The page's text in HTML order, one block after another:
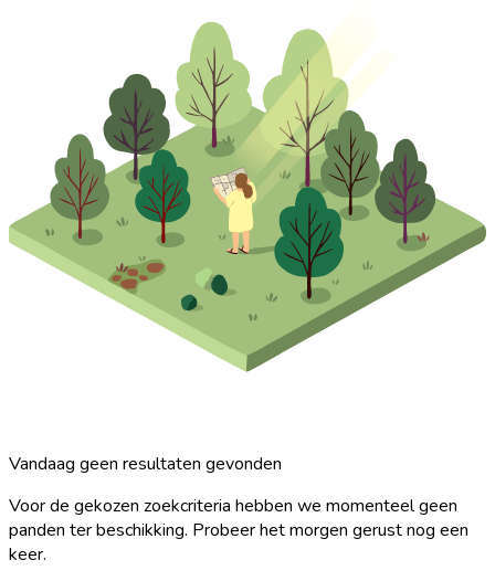
Vandaag geen resultaten gevonden
Voor de gekozen zoekcriteria hebben we momenteel geen
panden ter beschikking. Probeer het morgen gerust nog een
keer.